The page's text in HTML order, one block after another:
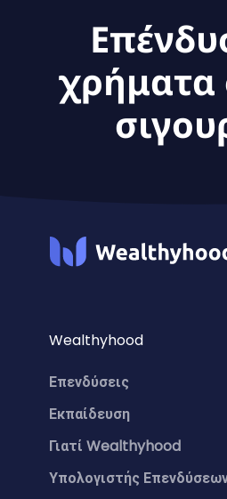
χρήματα
Wealthyhood
Επενδύσεις
Εκπαίδευση
Γιατί Wealthyhood
Υπολογιστής